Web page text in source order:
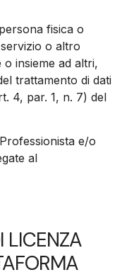
fisica o
o altro
insieme ad altri,
trattamento di dati
4, par. 1, n. 7) del
e/o
al
LICENZA